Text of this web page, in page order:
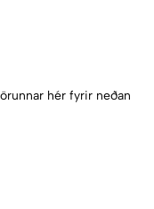
hér fyrir neðan